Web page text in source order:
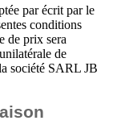
par écrit par le
conditions
de prix sera
unilatérale de
société SARL JB